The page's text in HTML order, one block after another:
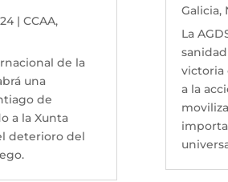
|CCAA,
de la
una
de
a la Xunta
deterioro del
Galicia,
La
victoria
a la